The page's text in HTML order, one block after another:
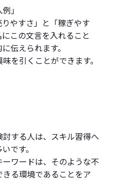
」
やすさ」と「稼ぎやす
この文言を入れること
伝えられます。
を引くことができます。
する人は、スキル習得へ
です。
ーワードは、そのような不
る環境であることをア